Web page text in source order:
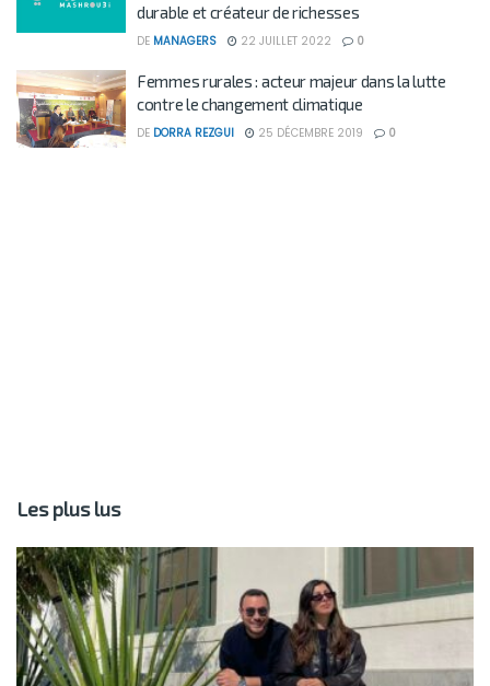
durable et créateur de richesses
DE MANAGERS 22 JUILLET 2022 0
Femmes rurales : acteur majeur dans la lutte
contre le changement climatique
DE DORRA REZGUI 25 DÉCEMBRE 2019 0
Les plus lus